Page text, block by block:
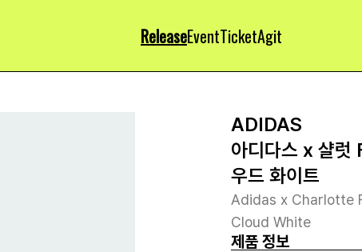
ReleaseEventTicketAgit
ADIDAS
아디다스 x 샬럿
우드 화이트
Adidas x Charlotte
Cloud White
제품 정보